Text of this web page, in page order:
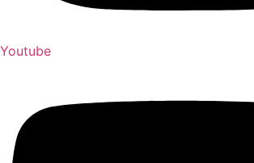
Youtube